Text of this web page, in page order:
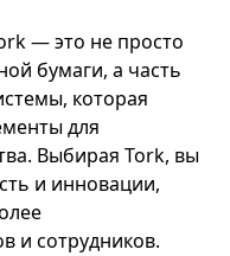
— это не просто
бумаги, а часть
которая
для
Выбирая Tork, вы
и инновации,
и сотрудников.